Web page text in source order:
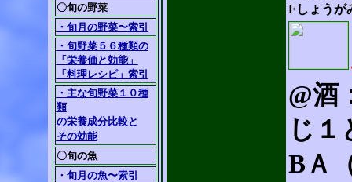
〇旬の野菜
・旬月の野菜〜索引
・旬野菜５６種類の
「栄養価と効能」
「料理レシピ」索引
・主な旬野菜１０種
類
の栄養成分比較と
その効能
〇旬の魚
・旬月の魚〜索引
Fしょうが
@酒
じ１
BＡ